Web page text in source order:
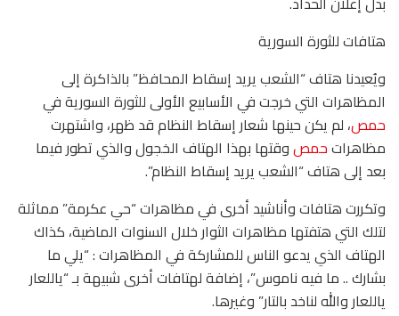
هتافات للثورة السورية
ويُعيدنا هتاف “الشعب يريد إسقاط المحافظ” بالذاكرة إلى
المظاهرات التي خرجت في الأسابيع الأولى للثورة السورية في
حمص، لم يكن حينها شعار إسقاط النظام قد ظهر، واشتهرت
مظاهراتحمصوقتها بهذا الهتاف الخجول والذي تطور فيما
بعد إلى هتاف “الشعب يريد إسقاط النظام”.
وتكررت هتافات وأناشيد أخرى في مظاهرات “حي عكرمة” مماثلة
لتلك التي هتفتها مظاهرات الثوار خلال السنوات الماضية، كذاك
الهتاف الذي يدعو الناس للمشاركة في المظاهرات : “يلي ما
بشارك .. ما فيه ناموس”، إضافة لهتافات أخرى شبيهة بـ “ياللعار
ياللعار والله لناخد بالتار” وغيرها.